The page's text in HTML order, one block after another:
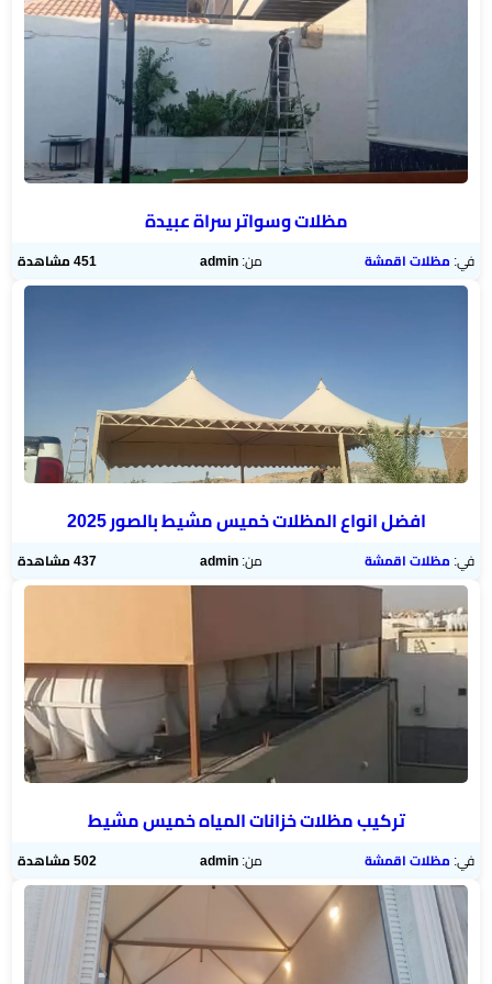
مظلات وسواتر سراة عبيدة
في:مظلات اقمشة من:admin 451 مشاهدة
افضل انواع المظلات خميس مشيط بالصور 2025
في:مظلات اقمشة من:admin 437 مشاهدة
تركيب مظلات خزانات المياه خميس مشيط
في:مظلات اقمشة من:admin 502 مشاهدة